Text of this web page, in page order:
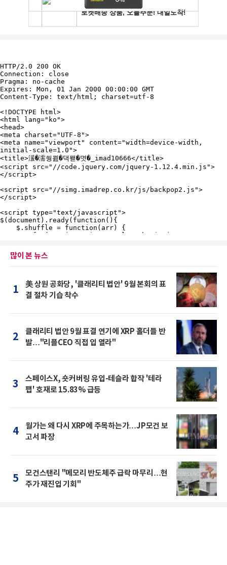
많이 본 뉴스
1
美 상원 공화당, '클래리티 법안' 9월 본회의 표
결 절차 기습 착수
2
클래리티 법안 9월 표결 연기에 XRP 홀더들 반
발…"리플CEO 직접 입 열라"
3
스페이스X, 숏커버링 유입-테슬라 합작 '테라
팹' 호재로 15.83% 급등
4
월가는 왜 다시 XRP에 주목하는가…JP모건 보
고서 파장
5
모건스탠리 "메모리 반도체주 급락 마무리…현
주가 재진입 기회"